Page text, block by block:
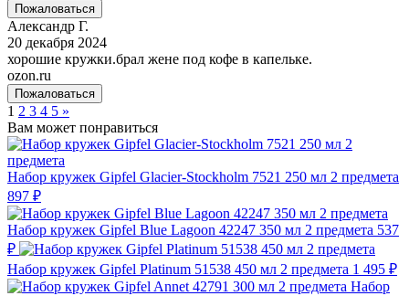
Пожаловаться
Александр Г.
20 декабря 2024
хорошие кружки.брал жене под кофе в капельке.
ozon.ru
Пожаловаться
1 2 3 4 5 »
Вам может понравиться
Набор кружек Gipfel Glacier-Stockholm 7521 250 мл 2 предмета
897 ₽
Набор кружек Gipfel Blue Lagoon 42247 350 мл 2 предмета 537
₽
Набор кружек Gipfel Platinum 51538 450 мл 2 предмета 1 495 ₽
Набор